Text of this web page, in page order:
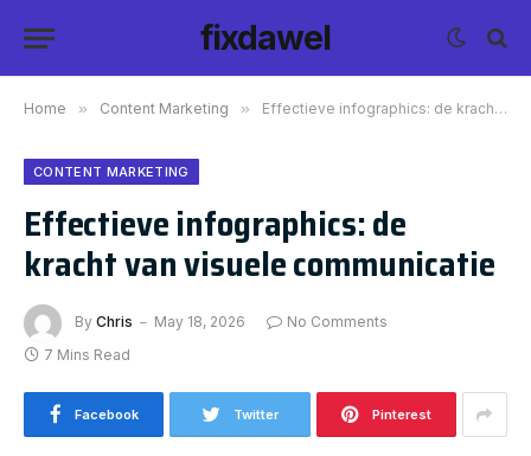
fixdawel
Home » Content Marketing » Effectieve infographics: de kracht van visuele communicatie
CONTENT MARKETING
Effectieve infographics: de
kracht van visuele communicatie
By Chris May 18, 2026
No Comments
7 Mins Read
Facebook Twitter Pinterest